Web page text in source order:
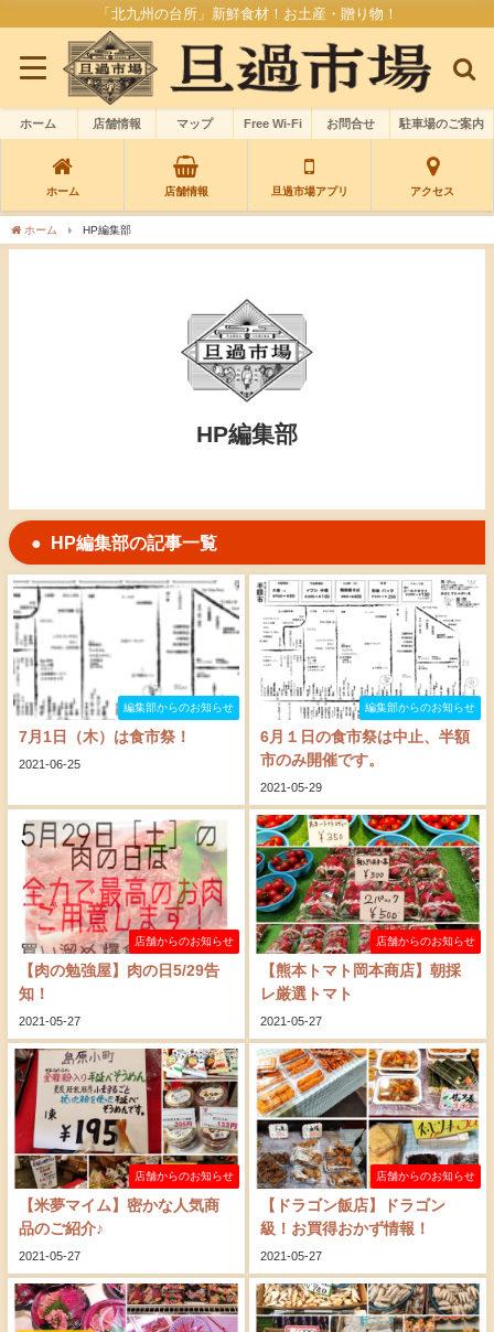
「北九州の台所」新鮮食材！お土産・贈り物！
ホーム 店舗情報 マップ Free Wi-Fi お問合せ 駐車場のご案内
ホーム 店舗情報 旦過市場アプリ アクセス
ホーム HP編集部
HP編集部
HP編集部の記事一覧
編集部からのお知らせ
7月1日（木）は食市祭！
2021-06-25
編集部からのお知らせ
6月１日の食市祭は中止、半額
市のみ開催です。
2021-05-29
店舗からのお知らせ
【肉の勉強屋】肉の日5/29告
知！
2021-05-27
店舗からのお知らせ
【熊本トマト岡本商店】朝採
レ厳選トマト
2021-05-27
店舗からのお知らせ
【米夢マイム】密かな人気商
品のご紹介♪
2021-05-27
店舗からのお知らせ
【ドラゴン飯店】ドラゴン
級！お買得おかず情報！
2021-05-27